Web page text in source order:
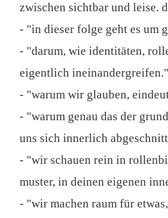
zwischen sichtbar und leise.
- "in dieser folge geht es um
- "darum, wie identitäten,
eigentlich ineinandergreifen."
- "warum wir glauben,
- "warum genau das der
uns sich innerlich
- "wir schauen rein in
muster, in deinen eigenen
- "wir machen raum für